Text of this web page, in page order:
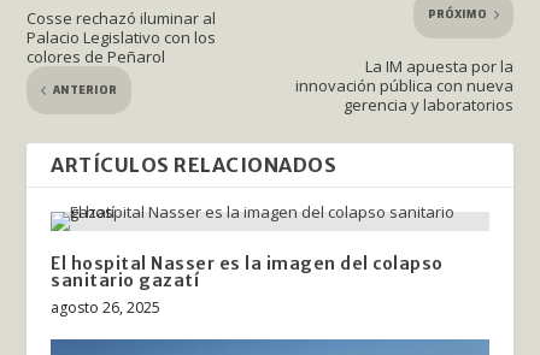
Cosse rechazó iluminar al
Palacio Legislativo con los
colores de Peñarol
ANTERIOR
PRÓXIMO
La IM apuesta por la
innovación pública con nueva
gerencia y laboratorios
ARTÍCULOS RELACIONADOS
El hospital Nasser es la imagen del colapso
sanitario gazatí
agosto 26, 2025